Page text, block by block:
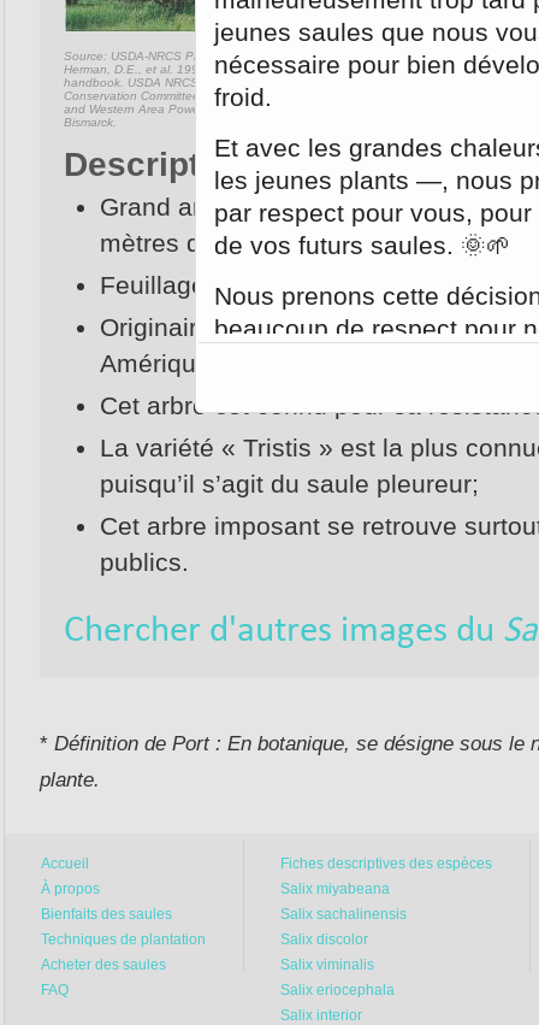
Source: USDA-NRCS PLANTS Database /
Herman, D.E., et al. 1996. North Dakota tree
handbook. USDA NRCS ND State Soil
Conservation Committee; NDSU Extension
and Western Area Power Administration,
Bismarck.
Hauteur max:
14-
Largeur de port*:
12-
Description
Grand arbre dressé au port arrondi, il
mètres de hauteur;
Feuillage lancéolé au revers argenté;
Originaire d’Europe, cette espèce a
Amérique du Nord à l’époque des
Cet arbre est connu pour sa
La variété « Tristis » est la plus
puisqu’il s’agit du saule pleureur;
Cet arbre imposant se retrouve
publics.
Chercher d'autres images du
* Définition de Port : En botanique, se désigne sous le
plante.
Accueil
À propos
Bienfaits des saules
Techniques de plantation
Acheter des saules
FAQ
Fiches descriptives des espèces
Salix miyabeana
Salix sachalinensis
Salix discolor
Salix viminalis
Salix eriocephala
Salix interior
jeunes saules que nous
nécessaire pour bien
froid.
Et avec les grandes
les jeunes plants —, nous
par respect pour vous,
de vos futurs saules. 🌞🌱
Nous prenons cette
beaucoup de respect pour
l’encontre des
reconnues.
On comprend que ce soit
Tous les producteurs
Merci du fond du
cette année.
Vous êtes des centaines
privilège qu’on ne prend